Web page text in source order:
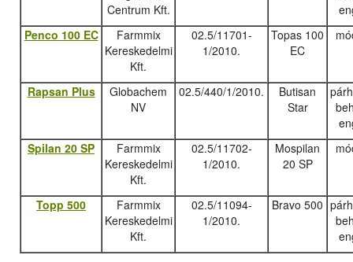
Centrum Kft.
Penco 100 EC
Farmmix
Kereskedelmi
Kft.
02.5/11701-
1/2010.
Topas 100
EC
Rapsan Plus
Globachem
NV
02.5/440/1/2010.
Butisan
Star
Spilan 20 SP
Farmmix
Kereskedelmi
Kft.
02.5/11702-
1/2010.
Mospilan
20 SP
Topp 500
Farmmix
Kereskedelmi
Kft.
02.5/11094-
1/2010.
Bravo 500